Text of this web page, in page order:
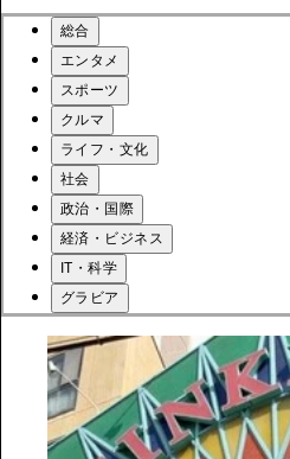
総合
エンタメ
スポーツ
クルマ
ライフ・文化
社会
政治・国際
経済・ビジネス
IT・科学
グラビア